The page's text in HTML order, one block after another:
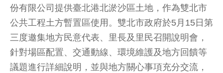
份有限公司提供臺北港北淤沙區土地，作為雙北市
公共工程土方暫置區使用。雙北市政府於5月15日第
三度邀集地方民意代表、里長及里民召開說明會，
針對場區配置、交通動線、環境維護及地方回饋等
議題進行詳細說明，並與地方關心事項充分交流，